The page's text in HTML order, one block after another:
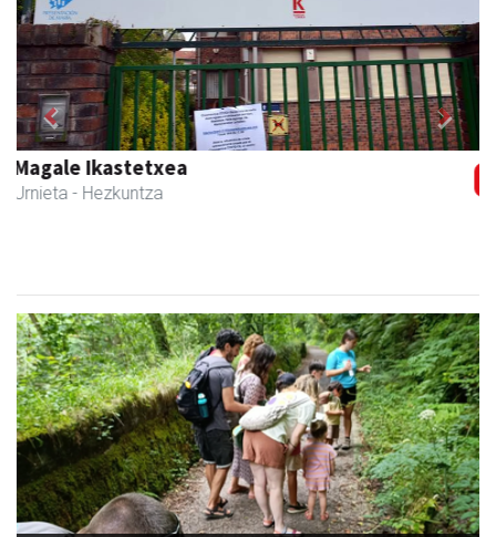
Ikasmin ikasketa zentroa
Urnieta - Ikasketa zentroak
Previous Next